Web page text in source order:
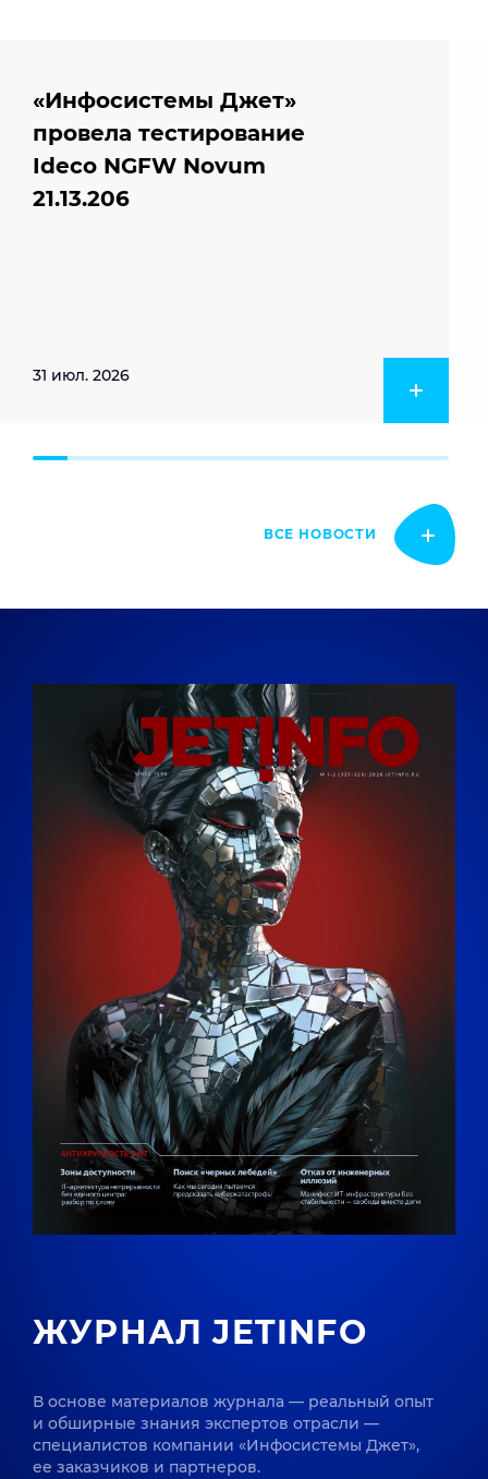
«Инфосистемы Джет»
провела тестирование
Ideco NGFW Novum
21.13.206
31 июл. 2026
ВСЕ НОВОСТИ
ЖУРНАЛ JETINFO
В основе материалов журнала — реальный опыт
и обширные знания экспертов отрасли —
специалистов компании «Инфосистемы Джет»,
ее заказчиков и партнеров.